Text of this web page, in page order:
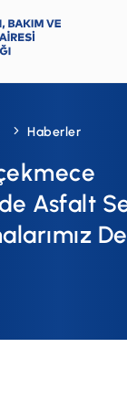
Haberler
Asfalt